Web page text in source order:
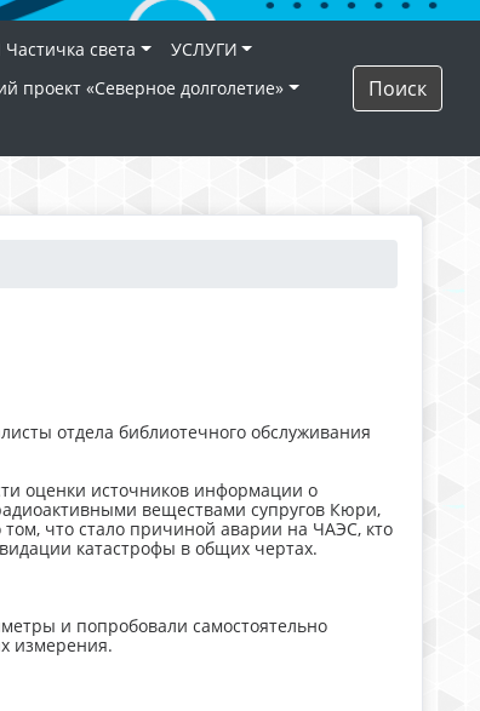
света
УСЛУГИ
проект «Северное долголетие»
Поиск
отдела библиотечного обслуживания
оценки источников информации о
веществами супругов Кюри,
что стало причиной аварии на ЧАЭС, кто
катастрофы в общих чертах.
и попробовали самостоятельно
измерения.